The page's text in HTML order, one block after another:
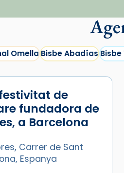
OmellaBisbe Abadías
de
fundadora de
a Barcelona
Carrer de Sant
Espanya